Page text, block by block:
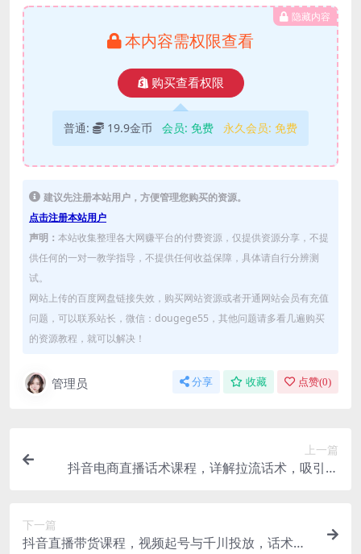
隐藏内容
本内容需权限查看
购买查看权限
普通: 19.9金币 会员: 免费 永久会员: 免费
建议先注册本站用户，方便管理您购买的资源。
点击注册本站用户
声明： 本站收集整理各大网赚平台的付费资源，仅提供资源分享，不提
供任何的一对一教学指导，不提供任何收益保障，具体请自行分辨测
试。
网站上传的百度网盘链接失效，购买网站资源或者开通网站会员有充值
问题，可以联系站长，微信：dougege55，其他问题请多看几遍购买
的资源教程，就可以解决！
管理员 分享 收藏 点赞(0)
上一篇
抖音电商直播话术课程，详解拉流话术，吸引观
下一篇
抖音直播带货课程，视频起号与千川投放，话术塑